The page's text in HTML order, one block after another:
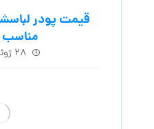
قیمت پودر
۲۸ ژوئن, ۲۰۲۵